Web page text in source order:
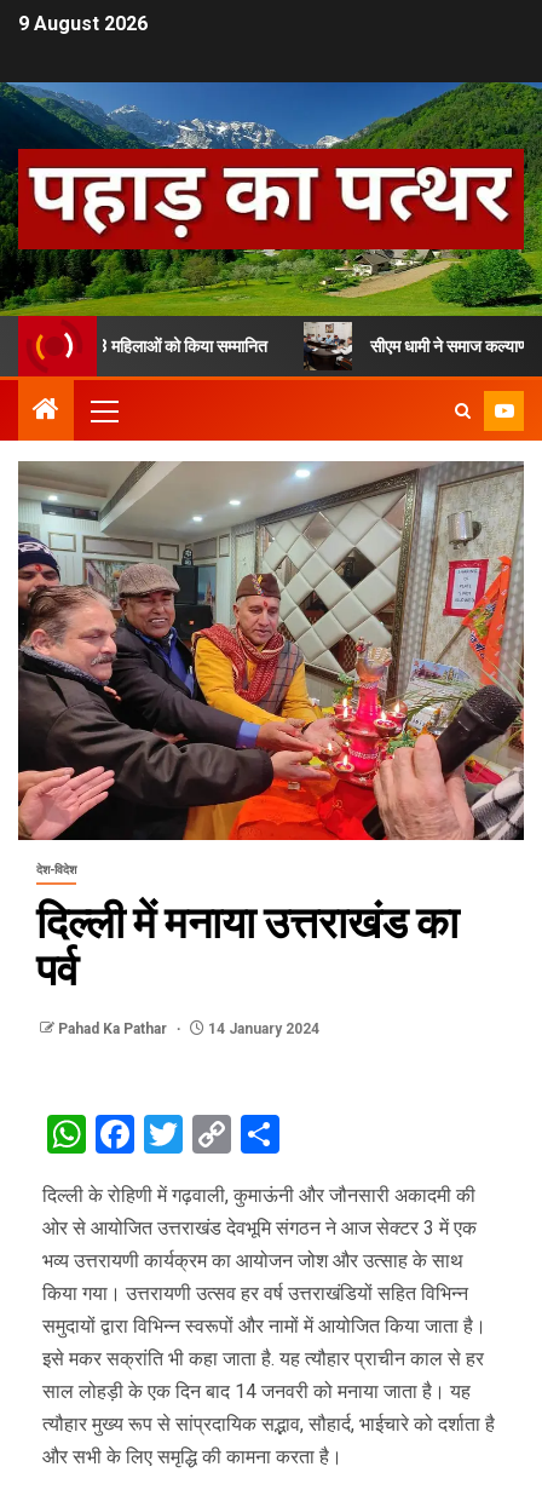
9 August 2026
से 13 महिलाओं को किया सम्मानित सीएम धामी ने समाज कल्याण विभाग के
देश-विदेश
दिल्ली में मनाया उत्तराखंड का
पर्व
Pahad Ka Pathar 14 January 2024
WhatsApp
Facebook
Twitter
Copy
Link
दिल्ली के रोहिणी में गढ़वाली, कुमाऊंनी और जौनसारी अकादमी की
ओर से आयोजित उत्तराखंड देवभूमि संगठन ने आज सेक्टर 3 में एक
भव्य उत्तरायणी कार्यक्रम का आयोजन जोश और उत्साह के साथ
किया गया। उत्तरायणी उत्सव हर वर्ष उत्तराखंडियों सहित विभिन्न
समुदायों द्वारा विभिन्न स्वरूपों और नामों में आयोजित किया जाता है।
इसे मकर सक्रांति भी कहा जाता है. यह त्यौहार प्राचीन काल से हर
साल लोहड़ी के एक दिन बाद 14 जनवरी को मनाया जाता है। यह
त्यौहार मुख्य रूप से सांप्रदायिक सद्भाव, सौहार्द, भाईचारे को दर्शाता है
और सभी के लिए समृद्धि की कामना करता है।